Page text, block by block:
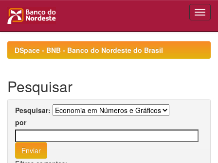
navigationDSpace - BNB - Banco do Nordeste do Brasil
Pesquisar
Pesquisar:
por